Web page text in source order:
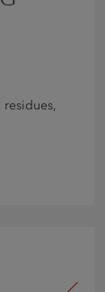
residues,